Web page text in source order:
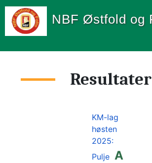
NBF Østfold og
Resultater
KM-lag
høsten
2025:
Pulje A